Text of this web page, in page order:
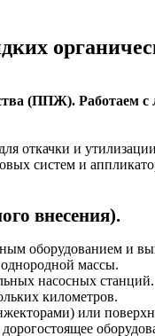
(ППЖ). Работаем
и
систем и
внесения).
оборудованием и
массы.
насосных станций.
километров.
или